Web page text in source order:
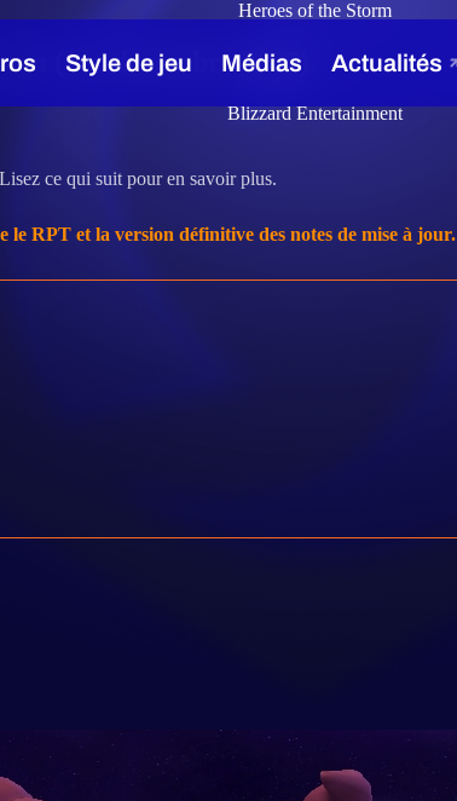
Heroes of the Storm
(1er décembre 2025)
Blizzard Entertainment
ce qui suit pour en savoir plus.
RPT et la version définitive des notes de mise à jour.